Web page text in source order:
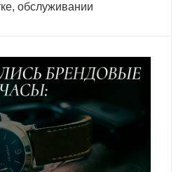
обслуживании